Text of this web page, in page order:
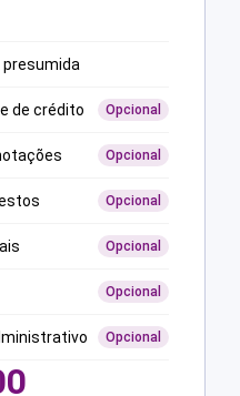
presumida
de crédito Opcional
Opcional
Opcional
Opcional
Opcional
Opcional